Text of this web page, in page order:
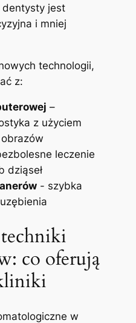
dentysty jest
i⁢ mniej
​technologii,
z:
–
z użyciem
leczenie
dziąseł
-⁣ szybka‌
co oferują
w